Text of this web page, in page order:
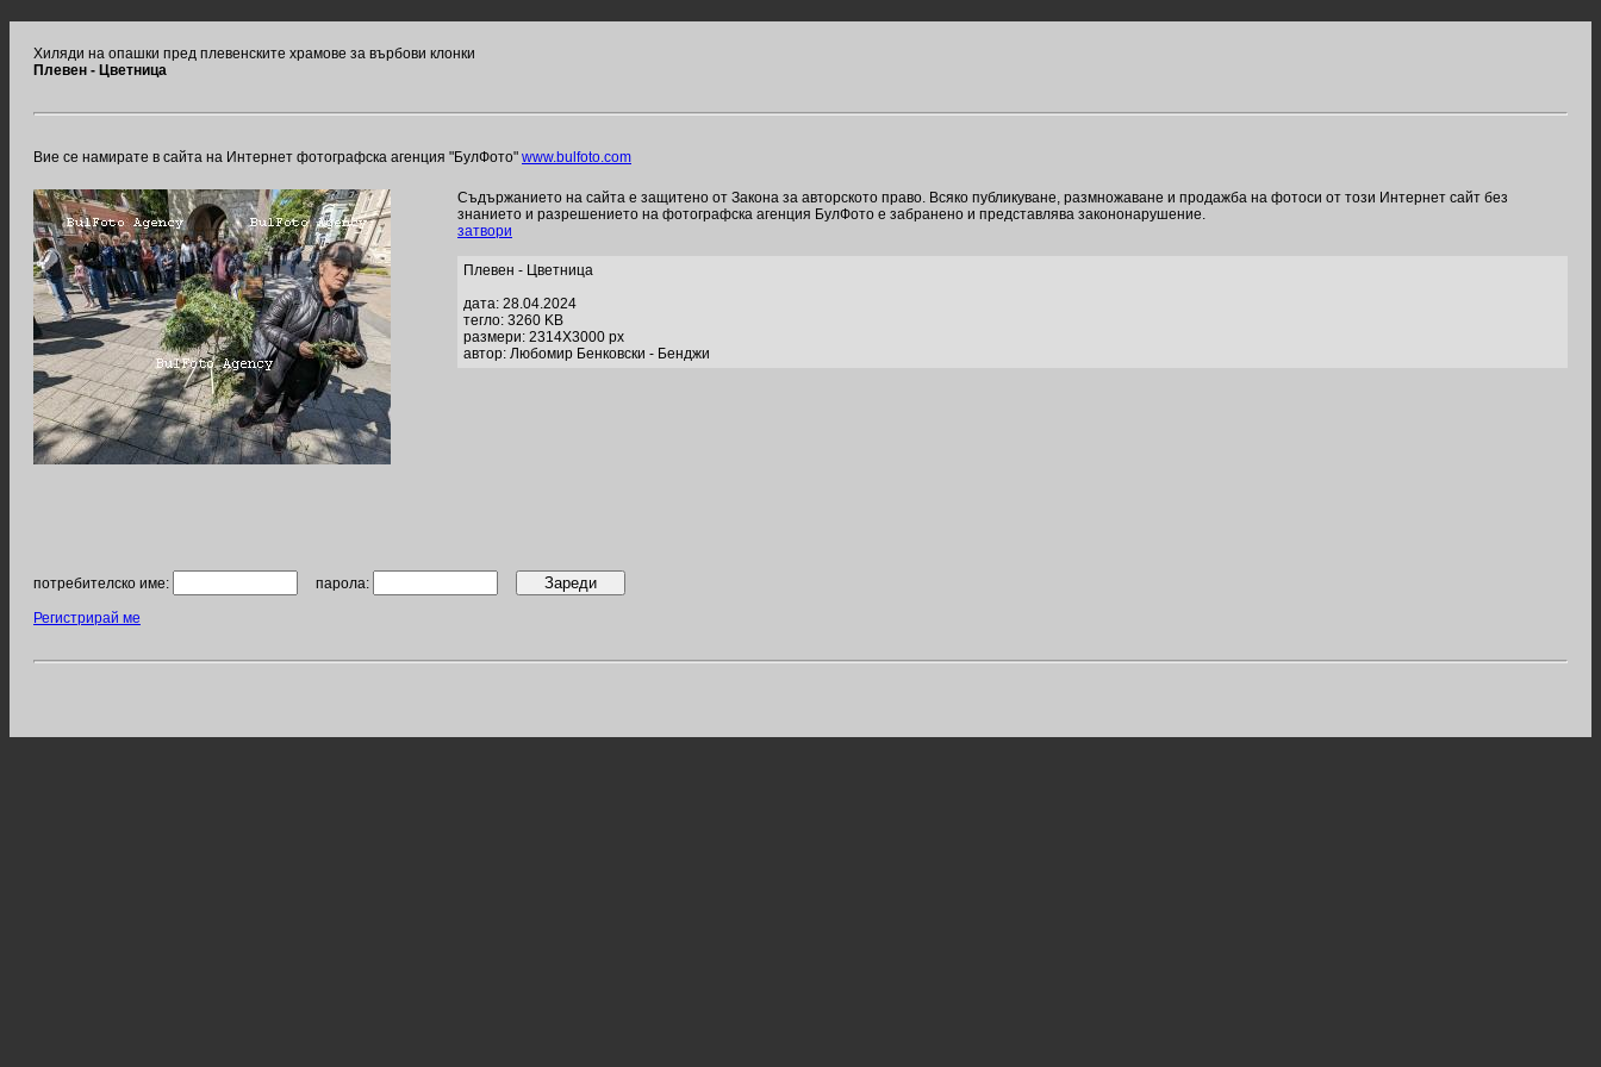
Хиляди на опашки пред плевенските храмове за върбови клонки
Плевен - Цветница
Вие се намирате в сайта на Интернет фотографска агенция "БулФото" www.bulfoto.com
Съдържанието на сайта е защитено от Закона за авторското право. Всяко публикуване, размножаване и продажба на фотоси от този Интернет сайт без
знанието и разрешението на фотографска агенция БулФото е забранено и представлява закононарушение.
затвори
Плевен - Цветница
дата: 28.04.2024
тегло: 3260 KB
размери: 2314X3000 px
автор: Любомир Бенковски - Бенджи
потребителско име: парола:
Регистрирай ме